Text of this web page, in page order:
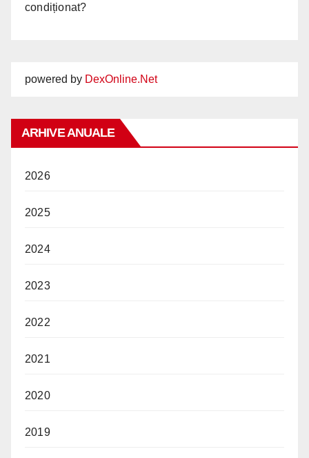
condiționat?
powered by DexOnline.Net
ARHIVE ANUALE
2026
2025
2024
2023
2022
2021
2020
2019